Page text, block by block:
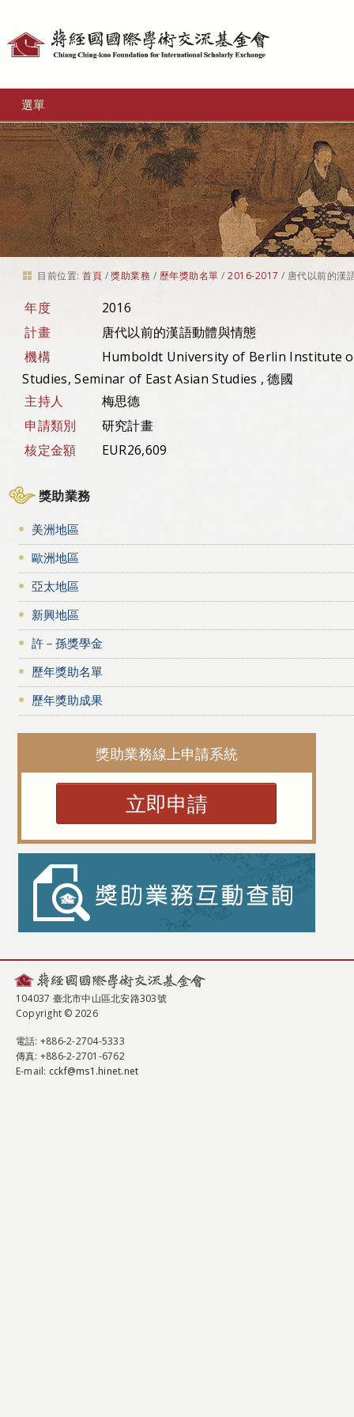
選單
目前位置: 首頁 /獎助業務 / 歷年獎助名單 /2016-2017 / 唐代以前的漢
年度
2016
計畫
唐代以前的漢語動體與情態
機構
Humboldt University of Berlin Institute
Studies, Seminar of East Asian Studies , 德國
主持人
梅思德
申請類別
研究計畫
核定金額
EUR26,609
獎助業務
美洲地區
歐洲地區
亞太地區
新興地區
許－孫獎學金
歷年獎助名單
歷年獎助成果
獎助業務線上申請系統
立即申請
104037 臺北市中山區北安路303號
Copyright © 2026
電話: +886-2-2704-5333
傳真: +886-2-2701-6762
E-mail: cckf@ms1.hinet.net